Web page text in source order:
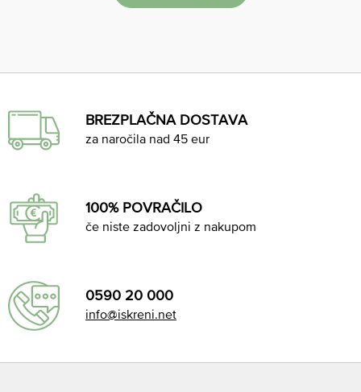
BREZPLAČNA DOSTAVA
za naročila nad 45 eur
100% POVRAČILO
če niste zadovoljni z nakupom
0590 20 000
info@iskreni.net